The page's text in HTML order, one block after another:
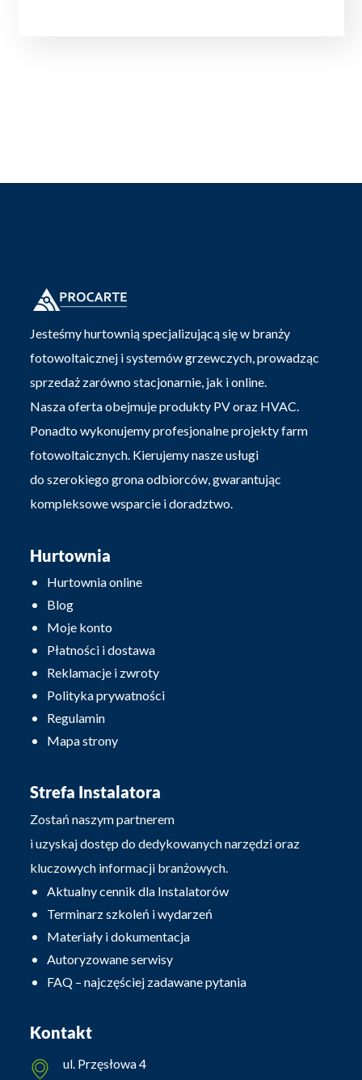
Jesteśmy hurtownią specjalizującą się w branży
fotowoltaicznej i systemów grzewczych, prowadząc
sprzedaż zarówno stacjonarnie, jak i online.
Nasza oferta obejmuje produkty PV oraz HVAC.
Ponadto wykonujemy profesjonalne projekty farm
fotowoltaicznych. Kierujemy nasze usługi
do szerokiego grona odbiorców, gwarantując
kompleksowe wsparcie i doradztwo.
Hurtownia
Hurtownia online
Blog
Moje konto
Płatności i dostawa
Reklamacje i zwroty
Polityka prywatności
Regulamin
Mapa strony
Strefa Instalatora
Zostań naszym partnerem
i uzyskaj dostęp do dedykowanych narzędzi oraz
kluczowych informacji branżowych.
Aktualny cennik dla Instalatorów
Terminarz szkoleń i wydarzeń
Materiały i dokumentacja
Autoryzowane serwisy
FAQ – najczęściej zadawane pytania
Kontakt
ul. Przęsłowa 4